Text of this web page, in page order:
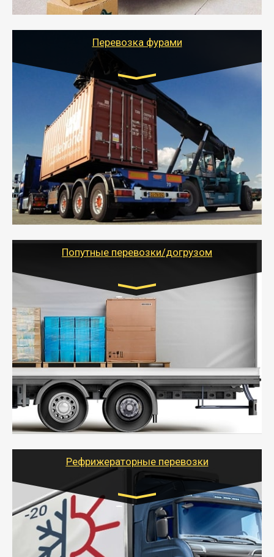
оформлением документов, подтверждающих
Перевозка фурами
Транспорт:
Еврофура Тент от 5 до 10 тонн
грузоподъемность
от 10 000 руб. Возможен догруз
- Доставка фурой до 20 т возможна для больших
объемов грузов, упакованных в коробки, мешки,
паллеты и россыпью в самые отдаленные места
России с гарантией полной сохранности.
- Тайгер Логистик предоставляет услуги по
грузоперевозкам для физических и юридических лиц
Попутные перевозки/догрузом
Транспорт:
Газель (1,5 и 3 тонны), Бычок, Еврофура от 5 до
10 тонн
от 5000 руб. Возможен догруз
- Экономный способ доставить вещи от 200 кг в
другой город - догрузом или попутно. Попутные
грузоперевозки для физлиц, ИП и юрлиц обходятся
дешевле.
- Тайгер Логистик организует доставку
крупногабаритных и личных вещей по нужному
для погрузочно-разгрузочных работ при перевозке.
Рефрижераторные перевозки
Транспорт:
Газель (1,5 и 3 тонны), Бычок, Еврофура от 5 до
10 тонн
от 6000 руб.